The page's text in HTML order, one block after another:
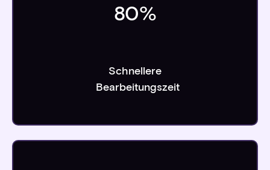
80%
Schnellere
Bearbeitungszeit